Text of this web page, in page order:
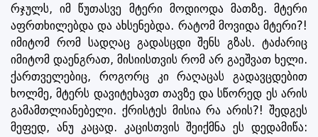
რჯულს, იმ წუთასვე მტერი მოდიოდა მათზე. მტერი
აფრთხილებდა და ახსენებდა. რატომ მოვიდა მტერი?!
იმიტომ რომ სადღაც გადასცდი შენს გზას. ტაძარიც
იმიტომ დაენგრათ, მისიისთვის რომ არ გაეშვათ ხელი.
ქართველებიც, როგორც კი რაღაცას გადავცდებით
ხოლმე, მტერს დავიტეხავთ თავზე და სწორედ ეს არის
გამამთლიანებელი. ქრისტეს მისია რა არის?! შედგეს
მეფედ, ანუ კაცად. კაცისთვის შეიქმნა ეს დედამიწა: